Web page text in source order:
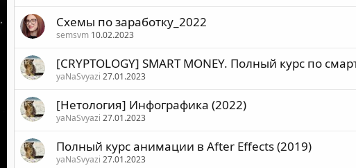
Схемы по заработку_2022
semsvm 10.02.2023
[CRYPTOLOGY] SMART MONEY. Полный курс по
yaNaSvyazi 27.01.2023
[Нетология] Инфографика (2022)
yaNaSvyazi 27.01.2023
Полный курс анимации в After Effects (2019)
yaNaSvyazi 27.01.2023